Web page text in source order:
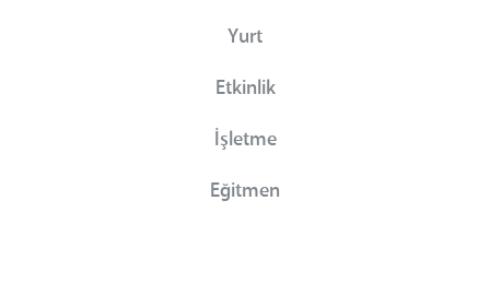
Yurt
Etkinlik
İşletme
Eğitmen